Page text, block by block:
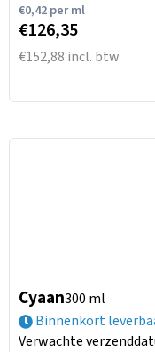
€0,42per ml
€126,35
€152,88 incl. btw
Cyaan300 ml
Binnenkort
Verwachte